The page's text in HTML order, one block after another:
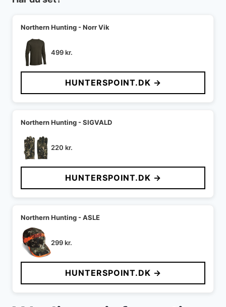
Northern Hunting - Norr Vik
499kr.
HUNTERSPOINT.DK →
Northern Hunting - SIGVALD
220 kr.
HUNTERSPOINT.DK →
Northern Hunting - ASLE
299kr.
HUNTERSPOINT.DK →